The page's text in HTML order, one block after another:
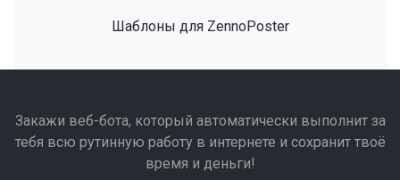
Шаблоны для ZennoPoster
Закажи веб-бота, который автоматически выполнит за
тебя всю рутинную работу в интернете и сохранит твоё
время и деньги!